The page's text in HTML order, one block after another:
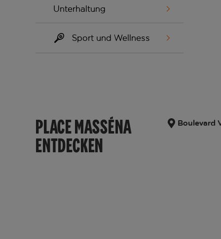
Unterhaltung
Sport und Wellness
PLACE MASSÉNA
ENTDECKEN
Boulevard